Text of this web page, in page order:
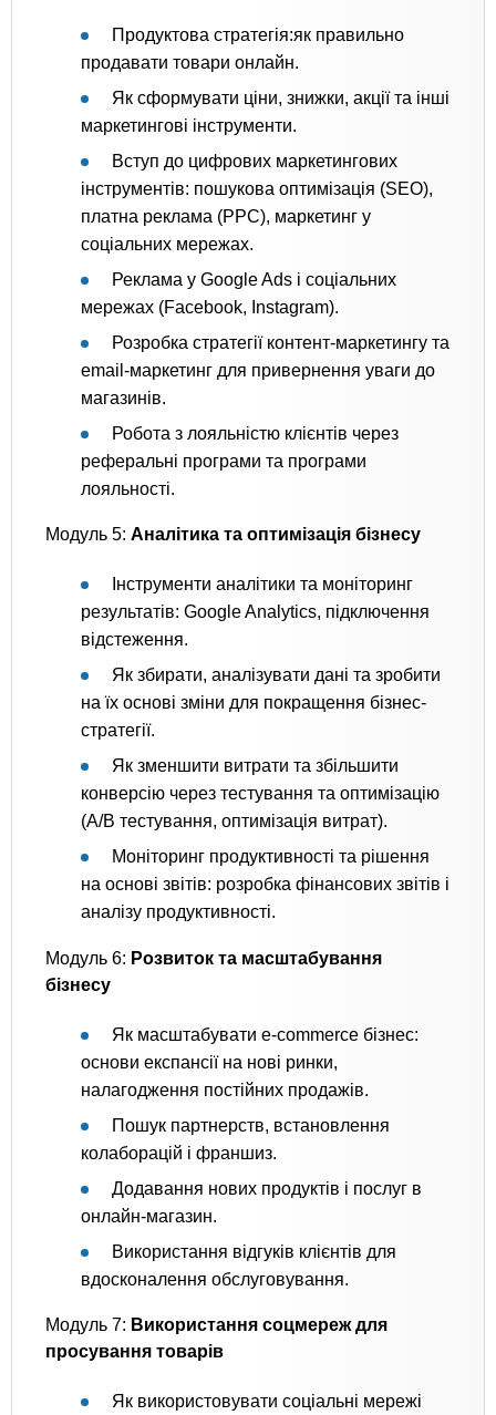
Продуктова стратегія:як правильно
продавати товари онлайн.
Як сформувати ціни, знижки, акції та інші
маркетингові інструменти.
Вступ до цифрових маркетингових
інструментів: пошукова оптимізація (SEO),
платна реклама (PPC), маркетинг у
соціальних мережах.
Реклама у Google Ads і соціальних
мережах (Facebook, Instagram).
Розробка стратегії контент-маркетингу та
email-маркетинг для привернення уваги до
магазинів.
Робота з лояльністю клієнтів через
реферальні програми та програми
лояльності.
Модуль 5: Аналітика та оптимізація бізнесу
Інструменти аналітики та моніторинг
результатів: Google Analytics, підключення
відстеження.
Як збирати, аналізувати дані та зробити
на їх основі зміни для покращення бізнес-
стратегії.
Як зменшити витрати та збільшити
конверсію через тестування та оптимізацію
(A/B тестування, оптимізація витрат).
Моніторинг продуктивності та рішення
на основі звітів: розробка фінансових звітів і
аналізу продуктивності.
Модуль 6: Розвиток та масштабування
бізнесу
Як масштабувати e-commerce бізнес:
основи експансії на нові ринки,
налагодження постійних продажів.
Пошук партнерств, встановлення
колаборацій і франшиз.
Додавання нових продуктів і послуг в
онлайн-магазин.
Використання відгуків клієнтів для
вдосконалення обслуговування.
Модуль 7: Використання соцмереж для
просування товарів
Як використовувати соціальні мережі